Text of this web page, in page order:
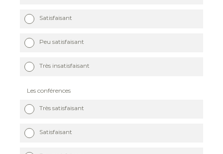
Satisfaisant
Peu satisfaisant
Très insatisfaisant
Les conférences
Très satisfaisant
Satisfaisant